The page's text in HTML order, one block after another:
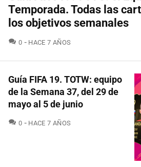
Temporada. Todas las
los objetivos semanales
0 COMENTARIOS
HACE 7 AÑOS
Guía FIFA 19. TOTW: equipo
de la Semana 37, del 29 de
mayo al 5 de junio
0 COMENTARIOS
HACE 7 AÑOS